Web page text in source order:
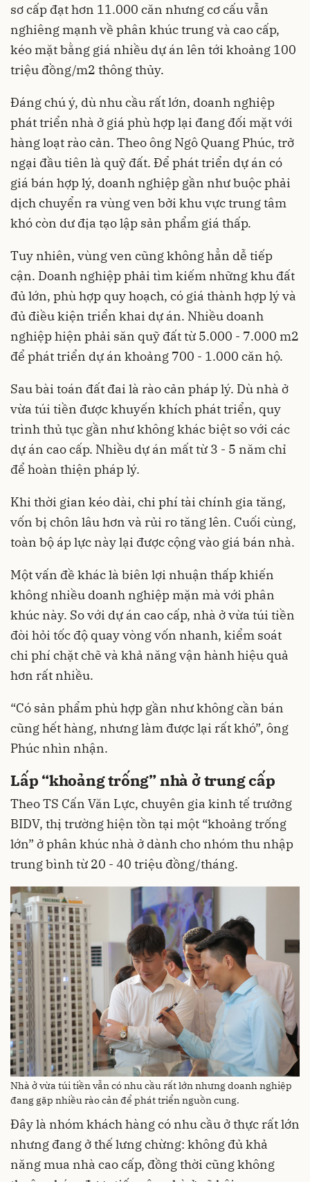
sơ cấp đạt hơn 11.000 căn nhưng cơ cấu vẫn
nghiêng mạnh về phân khúc trung và cao cấp,
kéo mặt bằng giá nhiều dự án lên tới khoảng 100
triệu đồng/m2 thông thủy.
Đáng chú ý, dù nhu cầu rất lớn, doanh nghiệp
phát triển nhà ở giá phù hợp lại đang đối mặt với
hàng loạt rào cản. Theo ông Ngô Quang Phúc, trở
ngại đầu tiên là quỹ đất. Để phát triển dự án có
giá bán hợp lý, doanh nghiệp gần như buộc phải
dịch chuyển ra vùng ven bởi khu vực trung tâm
khó còn dư địa tạo lập sản phẩm giá thấp.
Tuy nhiên, vùng ven cũng không hẳn dễ tiếp
cận. Doanh nghiệp phải tìm kiếm những khu đất
đủ lớn, phù hợp quy hoạch, có giá thành hợp lý và
đủ điều kiện triển khai dự án. Nhiều doanh
nghiệp hiện phải săn quỹ đất từ 5.000 - 7.000 m2
để phát triển dự án khoảng 700 - 1.000 căn hộ.
Sau bài toán đất đai là rào cản pháp lý. Dù nhà ở
vừa túi tiền được khuyến khích phát triển, quy
trình thủ tục gần như không khác biệt so với các
dự án cao cấp. Nhiều dự án mất từ 3 - 5 năm chỉ
để hoàn thiện pháp lý.
Khi thời gian kéo dài, chi phí tài chính gia tăng,
vốn bị chôn lâu hơn và rủi ro tăng lên. Cuối cùng,
toàn bộ áp lực này lại được cộng vào giá bán nhà.
Một vấn đề khác là biên lợi nhuận thấp khiến
không nhiều doanh nghiệp mặn mà với phân
khúc này. So với dự án cao cấp, nhà ở vừa túi tiền
đòi hỏi tốc độ quay vòng vốn nhanh, kiểm soát
chi phí chặt chẽ và khả năng vận hành hiệu quả
hơn rất nhiều.
“Có sản phẩm phù hợp gần như không cần bán
cũng hết hàng, nhưng làm được lại rất khó”, ông
Phúc nhìn nhận.
Lấp “khoảng trống” nhà ở trung cấp
Theo TS Cấn Văn Lực, chuyên gia kinh tế trưởng
BIDV, thị trường hiện tồn tại một “khoảng trống
lớn” ở phân khúc nhà ở dành cho nhóm thu nhập
trung bình từ 20 - 40 triệu đồng/tháng.
Nhà ở vừa túi tiền vẫn có nhu cầu rất lớn nhưng doanh nghiệp
đang gặp nhiều rào cản để phát triển nguồn cung.
Đây là nhóm khách hàng có nhu cầu ở thực rất lớn
nhưng đang ở thế lưng chừng: không đủ khả
năng mua nhà cao cấp, đồng thời cũng không